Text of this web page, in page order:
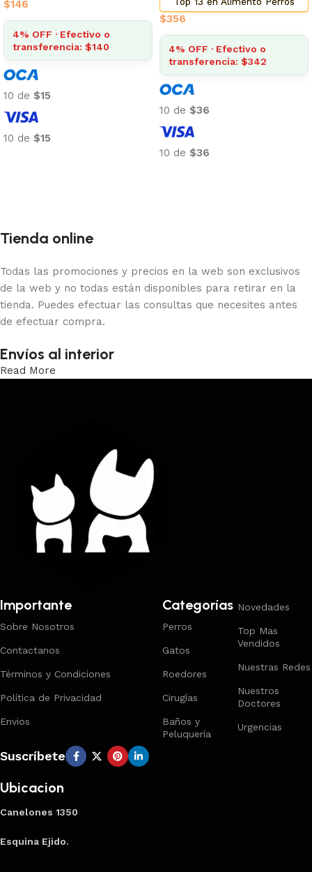
$146
4% OFF · Efectivo o
transferencia: $140
10 de $15
10 de $15
$356
4% OFF · Efectivo o
transferencia: $342
10 de $36
10 de $36
Tienda online
Todas las promociones y precios en la web son exclusivos
de la web y no todas están disponibles para retirar en la
tienda. Puedes efectuar las consultas que necesites antes
de efectuar compra.
Envíos al interior
Read More
Importante
Sobre Nosotros
Contactanos
Términos y Condiciones
Política de Privacidad
Envios
Categorías
Perros
Gatos
Roedores
Cirugías
Baños y
Peluquería
Novedades
Top Mas
Vendidos
Nuestras Redes
Nuestros
Doctores
Urgencias
Suscríbete
Ubicacion
Canelones 1350
Esquina Ejido.